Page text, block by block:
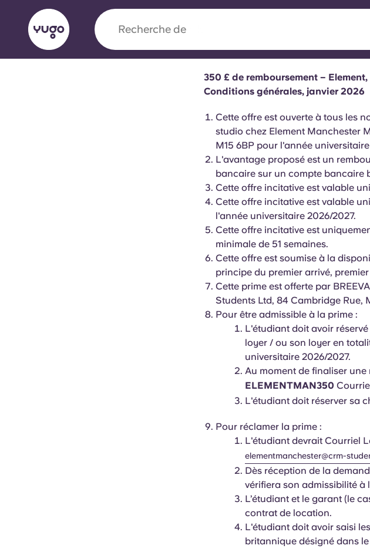
Recherche de
Yugo x VCARB : À l'avant-garde d'une
nouvelle ère pour le logement étudiant
Yugo Le partenariat novateur de [nom de l'entreprise] avec
VCARB alimente l'innovation, l'ambition et des moments
English (US) Chinese
350 £ de remboursement –
Conditions générales, janvier 2026
Cette offre est ouverte à tous les
studio chez Element Manchester
M15 6BP pour l'année
L'avantage proposé est un
bancaire sur un compte bancaire
Cette offre incitative est valable
Cette offre incitative est valable
l'année universitaire 2026/2027.
Cette offre incitative est
minimale de 51 semaines.
Cette offre est soumise à la
principe du premier arrivé, premier
Cette prime est offerte par
Students Ltd, 84 Cambridge Rue,
Pour être admissible à la prime :
L'étudiant doit avoir
loyer / ou son loyer en
universitaire 2026/2027.
Au moment de finaliser
ELEMENTMAN350
L'étudiant doit réserver sa
Pour réclamer la prime :
L'étudiant devrait Courriel
elementmanchester@crm-
Dès réception de la
vérifiera son admissibilité à
L’étudiant et le garant (le
contrat de location.
L'étudiant doit avoir saisi
britannique désigné dans